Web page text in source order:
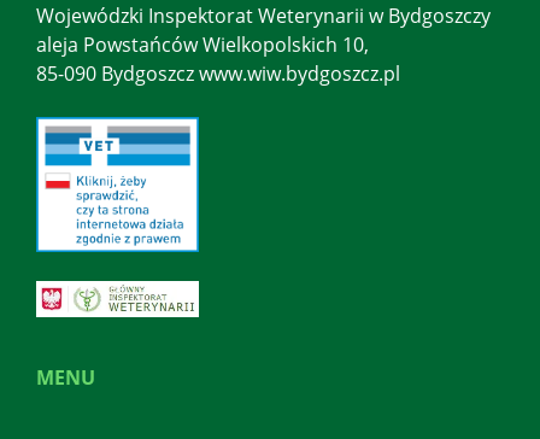
MENU
Wojewódzki Inspektorat Weterynarii w Bydgoszczy
aleja Powstańców Wielkopolskich 10,
85-090 Bydgoszcz www.wiw.bydgoszcz.pl